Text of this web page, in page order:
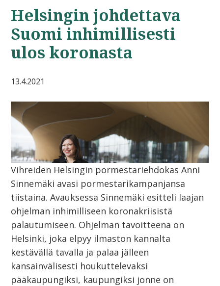
Helsingin johdettava
Suomi inhimillisesti
ulos koronasta
13.4.2021
Vihreiden Helsingin pormestariehdokas Anni
Sinnemäki avasi pormestarikampanjansa
tiistaina. Avauksessa Sinnemäki esitteli laajan
ohjelman inhimilliseen koronakriisistä
palautumiseen. Ohjelman tavoitteena on
Helsinki, joka elpyy ilmaston kannalta
kestävällä tavalla ja palaa jälleen
kansainvälisesti houkuttelevaksi
pääkaupungiksi, kaupungiksi jonne on